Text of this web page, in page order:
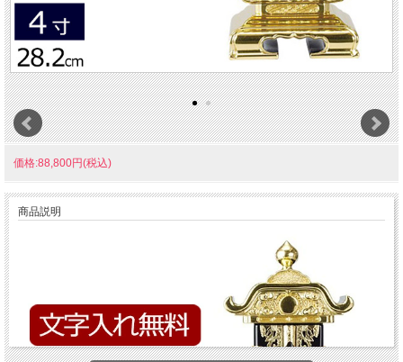
価格:88,800円(税込)
商品説明